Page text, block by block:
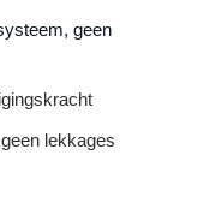
geen
lekkages